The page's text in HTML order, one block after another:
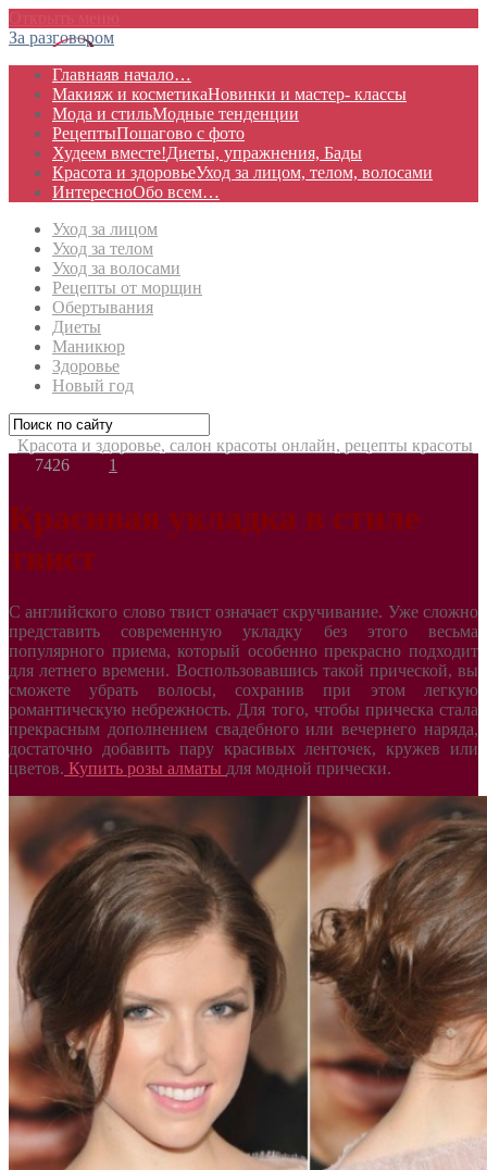
За разговором
Главнаяв начало…
Макияж и косметикаНовинки и мастер- классы
Мода и стильМодные тенденции
РецептыПошагово с фото
Худеем вместе!Диеты, упражнения, Бады
Красота и здоровьеУход за лицом, телом, волосами
ИнтересноОбо всем…
Уход за лицом
Уход за телом
Уход за волосами
Рецепты от морщин
Обертывания
Диеты
Маникюр
Здоровье
Новый год
Красота и здоровье, салон красоты онлайн, рецепты красоты
7426
1
Красивая укладка в стиле
твист
С английского слово твист означает скручивание. Уже сложно
представить современную укладку без этого весьма
популярного приема, который особенно прекрасно подходит
для летнего времени. Воспользовавшись такой прической, вы
сможете убрать волосы, сохранив при этом легкую
романтическую небрежность. Для того, чтобы прическа стала
прекрасным дополнением свадебного или вечернего наряда,
достаточно добавить пару красивых ленточек, кружев или
цветов. Купить розы алматы для модной прически.